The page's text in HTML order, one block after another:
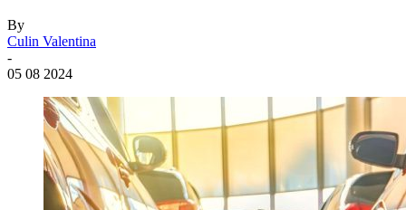
By
Culin Valentina
-
05 08 2024